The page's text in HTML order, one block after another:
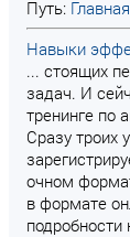
Путь: Главная
Навыки
... стоящих
задач. И
тренинге по
Сразу троих
очном
в формате